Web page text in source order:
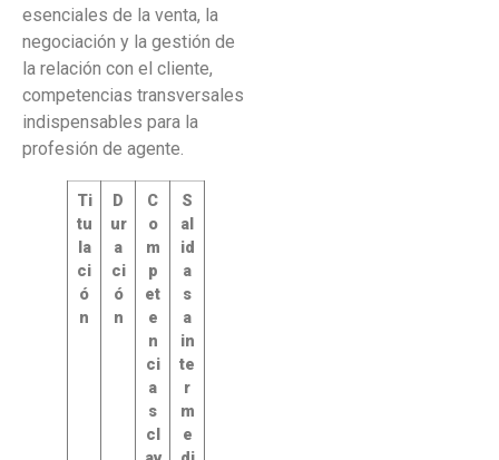
esenciales de la venta, la
negociación y la gestión de
la relación con el cliente,
competencias transversales
indispensables para la
profesión de agente.
Ti
tu
la
ci
ó
n
D
ur
a
ci
ó
n
C
o
m
p
et
e
n
ci
a
s
cl
S
al
id
a
s
a
in
te
r
m
e